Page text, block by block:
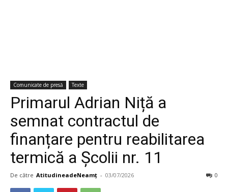
Comunicate de presă Texte
Primarul Adrian Niță a
semnat contractul de
finanțare pentru reabilitarea
termică a Școlii nr. 11
De către AtitudineadeNeamț - 03/07/2026 0